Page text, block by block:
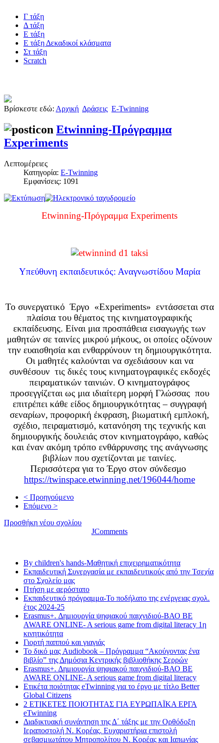
Γ τάξη
Δ τάξη
Ε τάξη
Ε τάξη Δεκαδικοί κλάσματα
Στ τάξη
Scratch
Βρίσκεστε εδώ: Αρχική Δράσεις E-Twinning
Etwinning-Πρόγραμμα
Experiments
Λεπτομέρειες
Κατηγορία: E-Twinning
Εμφανίσεις: 1091
Etwinning-Πρόγραμμα Experiments
Υπεύθυνη εκπαιδευτικός: Αναγνωστίδου Μαρία
Το συνεργατικό Έργο «Experiments» εντάσσεται στα
πλαίσια του θέματος της κινηματογραφικής
εκπαίδευσης. Είναι μια προσπάθεια εισαγωγής των
μαθητών σε ταινίες μικρού μήκους, οι οποίες οξύνουν
την ευαισθησία και ενθαρρύνουν τη δημιουργικότητα.
Οι μαθητές καλούνται να σχεδιάσουν και να
συνθέσουν τις δικές τους κινηματογραφικές εκδοχές
πειραματικών ταινιών. Ο κινηματογράφος
προσεγγίζεται ως μια ιδιαίτερη μορφή Γλώσσας που
επιτρέπει κάθε είδος δημιουργικότητας – συγγραφή
σεναρίων, προφορική έκφραση, βιωματική εμπλοκή,
σχέδιο, πειραματισμό, κατανόηση της τεχνικής και
δημιουργικής δουλειάς στον κινηματογράφο, καθώς
και έναν ακόμη τρόπο ενθάρρυνσης της ανάγνωσης
βιβλίων που σχετίζονται με ταινίες.
Περισσότερα για το Έργο στον σύνδεσμο
https://twinspace.etwinning.net/196044/home
< Προηγούμενο
Επόμενο >
Προσθήκη νέου σχολίου
JComments
By children's hands-Μαθητική επιχειρηματικότητα
Εκπαιδευτική Συνεργασία με εκπαιδευτικούς από την Τσεχία
στο Σχολείο μας
Πτήση με αερόστατο
Εκπαιδευτικό πρόγραμμα-Το ποδήλατο της ενέργειας σχολ.
έτος 2024-25
Erasmus+. Δημιουργία ψηφιακού παιχνιδιού-ΒΑΟ BE
AWARE ONLINE- A serious game from digital literacy 1η
κινητικότητα
Γιορτή παππού και γιαγιάς
Το δικό μας Audiobook – Πρόγραμμα “Ακούγοντας ένα
βιβλίο” της Δημόσια Κεντρικής βιβλιοθήκης Σερρών
Erasmus+. Δημιουργία ψηφιακού παιχνιδιού-ΒΑΟ BE
AWARE ONLINE- A serious game from digital literacy
Ετικέτα ποιότητας eTwinning για το έργο με τίτλο Better
Global Citizens
2 ΕΤΙΚΕΤΕΣ ΠΟΙΟΤΗΤΑΣ ΓΙΑ ΕΥΡΩΠΑΪΚΑ ΕΡΓΑ
eTwinning
Διαδικτυακή συνάντηση της Δ΄ τάξης με την Ορθόδοξη
Ιεραποστολή Ν. Κορέας. Ευχαριστήρια επιστολή
σεβασμιωτάτου Μητροπολίτου Ν. Κορέας και Ιαπωνίας